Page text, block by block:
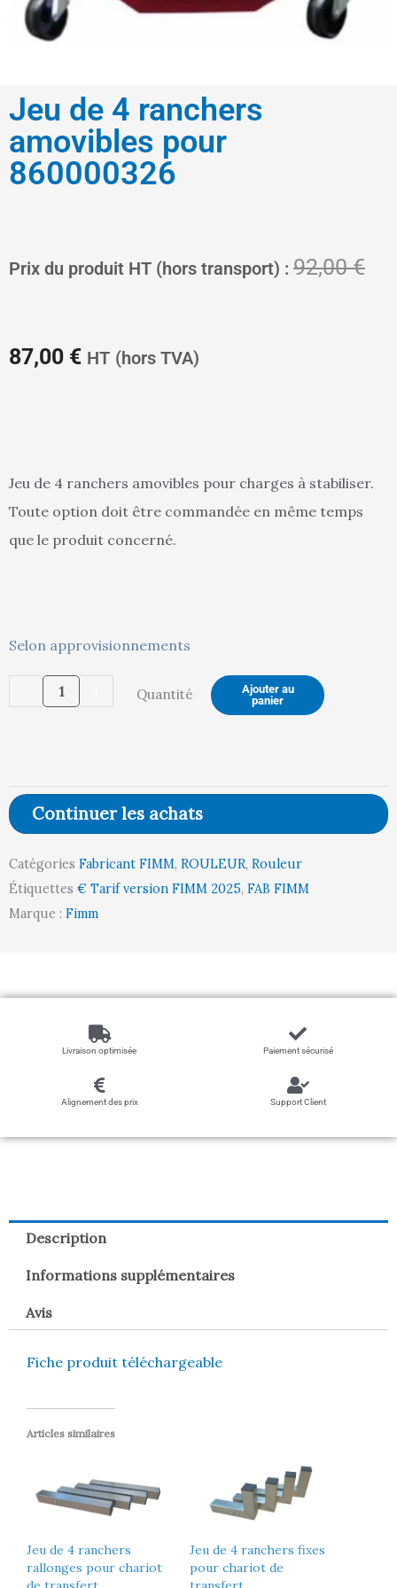
Jeu de 4 ranchers
amovibles pour
860000326
Prix du produit HT (hors transport) : 92,00€Le
87,00 €
Le
prix
est :
HT (hors TVA)
Jeu de 4 ranchers amovibles pour charges à stabiliser.
Toute option doit être commandée en même temps
que le produit concerné.
Selon approvisionnements
quantité
amovibles
pour
Quantité
Ajouter au
panier
Continuer les achats
Catégories Fabricant FIMM, ROULEUR, Rouleur
Étiquettes € Tarif version FIMM 2025, FAB FIMM
Marque : Fimm
Livraison optimisée Paiement sécurisé
Alignement des prix Support Client
Description
Informations supplémentaires
Avis
Fiche produit téléchargeable
Articles similaires
Jeu de 4 ranchers
rallonges pour chariot
Jeu de 4 ranchers fixes
pour chariot de